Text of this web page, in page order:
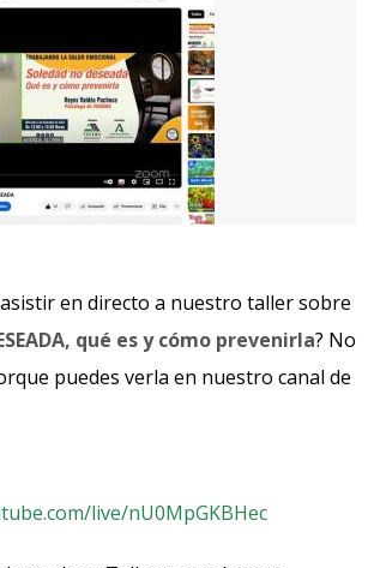
en directo a nuestro taller sobre
qué es y cómo prevenirla? No
puedes verla en nuestro canal de
live/nU0MpGKBHec